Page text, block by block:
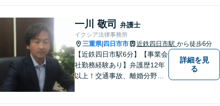
題／離婚問題／相続問題／企
業法務など、幅広く対応可
能。【明確な料金体系】どう
ぞご連絡ください。
一川 敬司 弁護士
イクシア法律事務所
三重県| 四日市市 近鉄四日市駅 から徒歩6分
【近鉄四日市駅6分】【事業会
社勤務経験あり】弁護歴12年
以上！交通事故、離婚分野に
詳細を見
る